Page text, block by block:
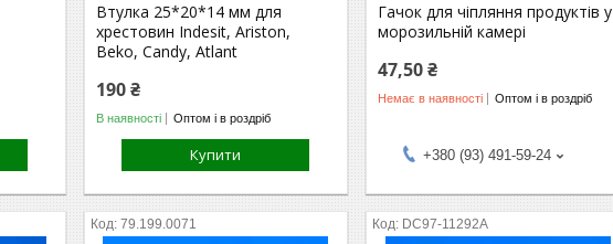
Втулка 25*20*14 мм для
хрестовин Indesit, Ariston,
Beko, Candy, Atlant
190 ₴
В наявності Оптом і в роздріб
Купити
Гачок для чіпляння продуктів у
морозильній камері
47,50 ₴
Немає в наявності Оптом і в роздріб
+380 (93) 491-59-24
79.199.0071 DC97-11292A